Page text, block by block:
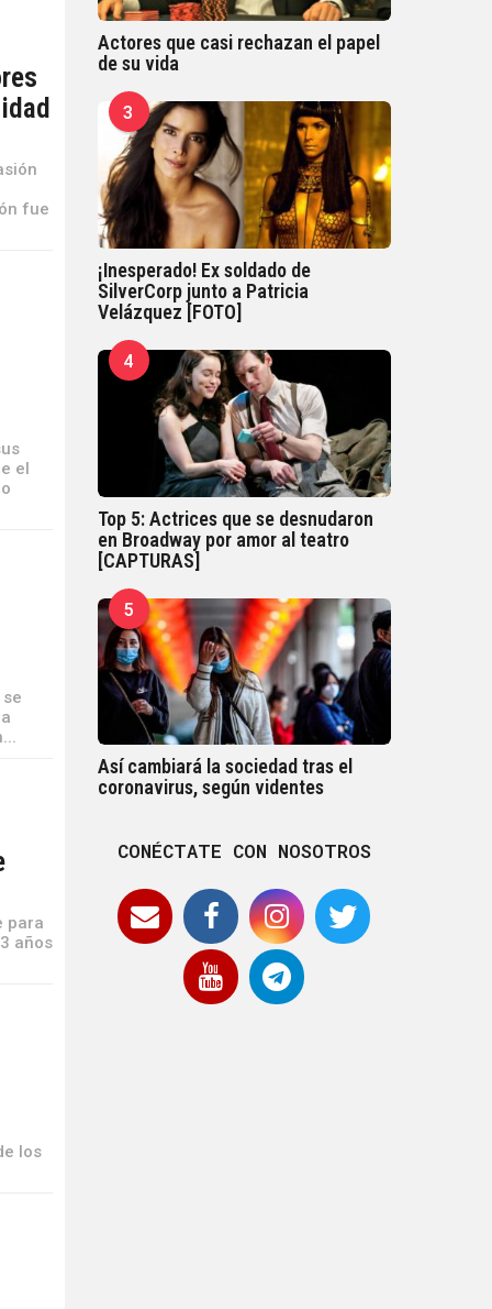
fue
el
para
años
los
Actores que casi rechazan el papel
de su vida
3
¡Inesperado! Ex soldado de
SilverCorp junto a Patricia
Velázquez [FOTO]
4
Top 5: Actrices que se desnudaron
en Broadway por amor al teatro
[CAPTURAS]
5
Así cambiará la sociedad tras el
coronavirus, según videntes
CONÉCTATE CON NOSOTROS